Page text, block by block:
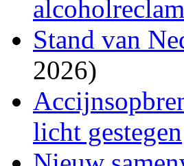
Stand van
2026)
licht gestegen